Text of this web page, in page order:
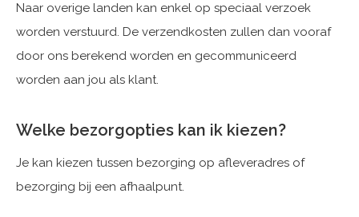
Naar overige landen kan enkel op speciaal verzoek
worden verstuurd. De verzendkosten zullen dan vooraf
door ons berekend worden en gecommuniceerd
worden aan jou als klant.
Welke bezorgopties kan ik kiezen?
Je kan kiezen tussen bezorging op afleveradres of
bezorging bij een afhaalpunt.